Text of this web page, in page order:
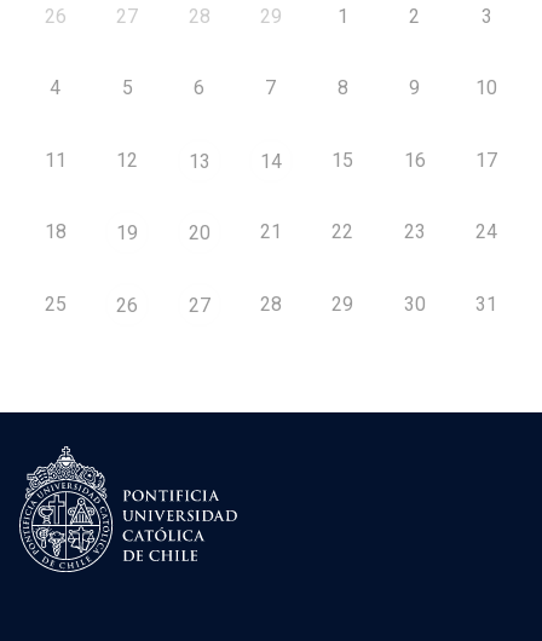
26 27 28 29 1 2 3
4 5 6 7 8 9 10
11 12 13 14 15 16 17
18 19 20 21 22 23 24
25 26 27 28 29 30 31